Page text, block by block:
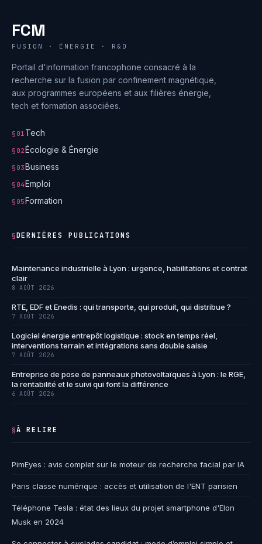
FCM
FUSION · ÉNERGIE · R&D
Portail d'information francophone consacré à la
recherche sur la fusion par confinement magnétique,
aux programmes européens et aux filières énergie,
tech et formation associées.
§01 Tech
§02Écologie & Énergie
§03Business
§04Emploi
§05Formation
§DERNIÈRES PUBLICATIONS
Maintenance industrielle à Lyon : urgence, habilitations et contrat
clair
8 AOÛT 2026
RTE, EDF et Enedis : qui transporte, qui produit, qui distribue ?
7 AOÛT 2026
Logiciel énergie entrepôt logistique : stock en temps réel,
interventions terrain et intégrations sans double saisie
7 AOÛT 2026
Entreprise de pose de panneaux photovoltaïques à Lyon : le RGE,
la rentabilité et le suivi qui font la différence
6 AOÛT 2026
§À RELIRE
PimEyes : avis complet sur le moteur de recherche facial par IA
Paris classe numérique : accès et utilisation de l'ENT parisien
Téléphone Tesla : état des lieux du projet smartphone d'Elon
Musk en 2024